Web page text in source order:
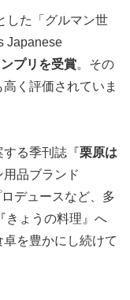
した「グルマン世
Japanese
プリを受賞。その
く評価されていま
る季刊誌『 栗原は
品ブランド
ロデュースなど、多
きょうの料理』へ
を豊かにし続けて